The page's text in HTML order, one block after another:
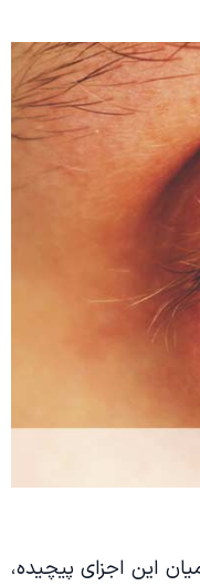
این اجزای پیچیده،